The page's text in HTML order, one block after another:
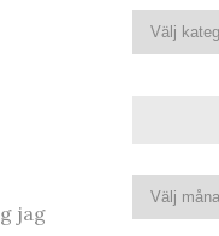
jag